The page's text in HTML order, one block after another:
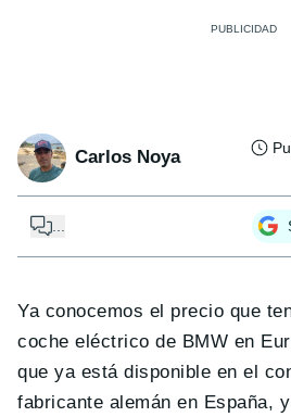
Carlos Noya
Ya conocemos el precio que
coche eléctrico de BMW en
que ya está disponible en el
fabricante alemán en España,